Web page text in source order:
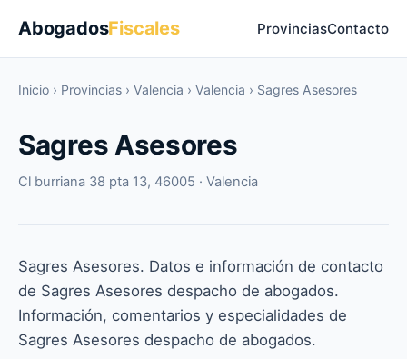
AbogadosFiscales ProvinciasContacto
Inicio › Provincias › Valencia › Valencia › Sagres Asesores
Sagres Asesores
Cl burriana 38 pta 13, 46005 · Valencia
Sagres Asesores. Datos e información de contacto
de Sagres Asesores despacho de abogados.
Información, comentarios y especialidades de
Sagres Asesores despacho de abogados.